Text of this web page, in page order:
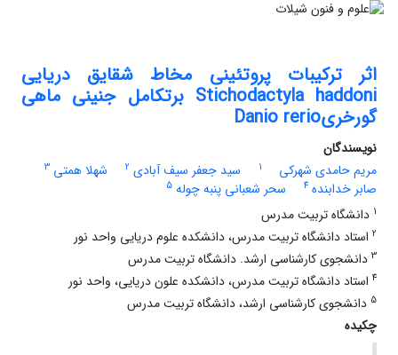
اثر ترکیبات پروتئینی مخاط شقایق دریایی
Stichodactyla haddoni برتکامل جنینی ماهی
گورخریDanio rerio
نویسندگان
مریم حامدی شهرکی
1 سید جعفر سیف آبادی 2 شهلا همتی 3
صابر خدابنده 4 سحر شعبانی پنبه چوله 5
1 دانشگاه تربیت مدرس
2 استاد دانشگاه تربیت مدرس، دانشکده علوم دریایی واحد نور
3 دانشجوی کارشناسی ارشد. دانشگاه تربیت مدرس
4 استاد دانشگاه تربیت مدرس، دانشکده علون دریایی، واحد نور
5 دانشجوی کارشناسی ارشد، دانشگاه تربیت مدرس
چکیده